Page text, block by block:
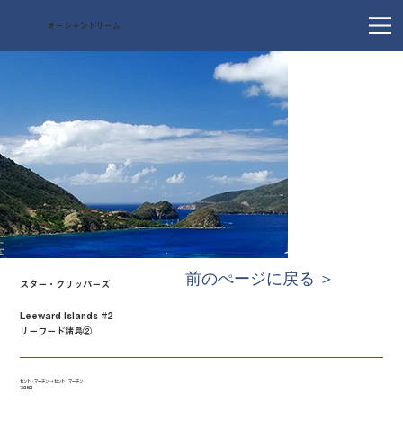
オーシャンドリーム
スター・クリッパーズ
Leeward Islands #2
リーワード諸島②
セント・マーチン → セント・マーチン
7泊8日
前のぺージに戻る ＞